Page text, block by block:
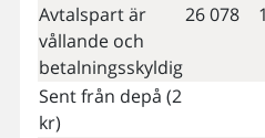
Avtalspart är
vållande och
betalningsskyldig
26 078
Sent från depå (2
kr)